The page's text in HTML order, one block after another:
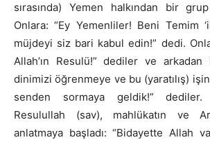
sırasında) Yemen halkından bir
Onlara: “Ey Yemenliler! Beni Temim
müjdeyi siz bari kabul edin!” dedi.
Allah’ın Resulü!” dediler ve
dinimizi öğrenmeye ve bu (yaratılış)
senden sormaya geldik!”
Resulullah (sav), mahlükatın ve
anlatmaya başladı: “Bidayette Allah